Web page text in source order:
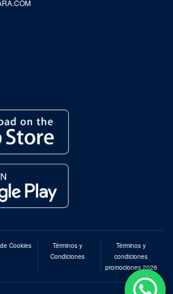
Cookies
Términos y
Condiciones
Términos y
condiciones
promociones 2026